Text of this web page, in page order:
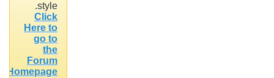
style.
Click
Here to
go to
the
Forum
Homepage